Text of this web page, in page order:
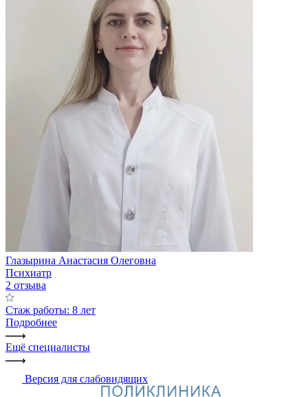
Глазырина Анастасия Олеговна
Психиатр
2 отзыва
Стаж работы: 8 лет
Подробнее
Ещё специалисты
Версия для слабовидящих